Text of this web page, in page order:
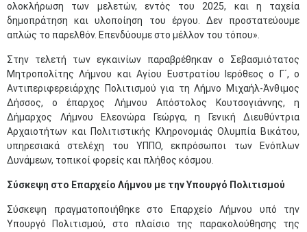
ολοκλήρωση των μελετών, εντός του 2025, και η ταχεία
δημοπράτηση και υλοποίηση του έργου. Δεν προστατεύουμε
απλώς το παρελθόν. Επενδύουμε στο μέλλον του τόπου».
Στην τελετή των εγκαινίων παραβρέθηκαν ο Σεβασμιότατος
Μητροπολίτης Λήμνου και Αγίου Ευστρατίου Ιερόθεος ο Γ΄, ο
Αντιπεριφερειάρχης Πολιτισμού για τη Λήμνο Μιχαήλ-Άνθιμος
Δήσσος, ο έπαρχος Λήμνου Απόστολος Κουτσογιάννης, η
Δήμαρχος Λήμνου
Ελεονώρα Γεώργα, η Γενική Διευθύντρια
Αρχαιοτήτων και Πολιτιστικής Κληρονομιάς Ολυμπία Βικάτου,
υπηρεσιακά στελέχη του ΥΠΠΟ, εκπρόσωποι των Ενόπλων
Δυνάμεων, τοπικοί φορείς και πλήθος κόσμου.
Σύσκεψη στο Επαρχείο Λήμνου με την Υπουργό Πολιτισμού
Σύσκεψη πραγματοποιήθηκε στο Επαρχείο Λήμνου υπό την
Υπουργό Πολιτισμού, στο πλαίσιο της παρακολούθησης της